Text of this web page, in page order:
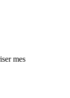
mes